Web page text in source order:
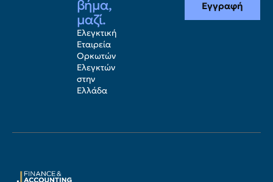
βήμα,
μαζί.
Ελεγκτική
Εταιρεία
Ορκωτών
Ελεγκτών
στην
Ελλάδα
Εγγραφή